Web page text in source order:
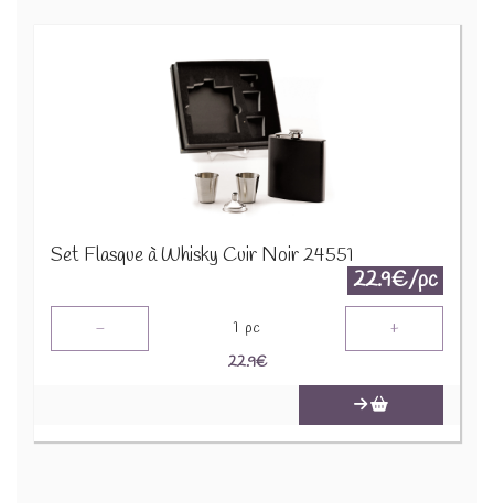
Set Flasque à Whisky Cuir Noir 24551
22.9€/pc
- 1 pc +
22.9€